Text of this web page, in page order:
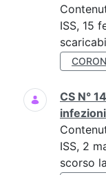
ISS, 15
CS N°
ISS, 2
scorso